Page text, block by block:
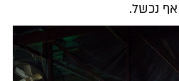
נכשל.